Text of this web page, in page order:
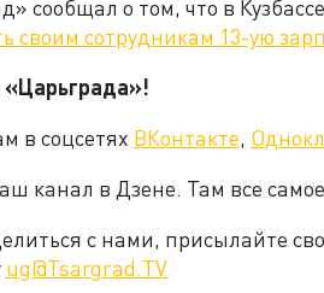
сообщал о том, что в
своим сотрудникам 13-ую
в соцсетях ВКонтакте,
канал в Дзене. Там все
с нами, присылайте
ug@Tsargrad.TV